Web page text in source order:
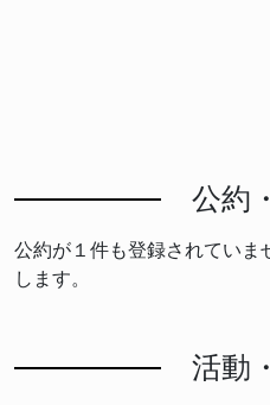
公約
公約が１件も登録されていま
します。
活動